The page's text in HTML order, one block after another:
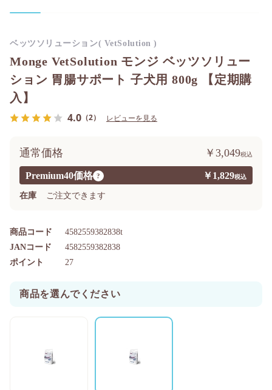
Monge VetSolution モンジ ベッツソリュー
ション 胃腸サポート 子犬用 800g 【定期購
入】
4.0 （2） レビューを見る
Premium40価格 ? ￥1,829
通常価格 ￥3,049
在庫 ご注文できます
商品コード 4582559382838t
ポイント 27
JANコード 4582559382838
商品を選んでください
ベッツソリューション( VetSolution )